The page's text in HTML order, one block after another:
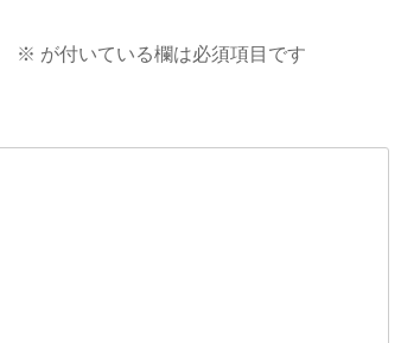
※ が付いている欄は必須項目です